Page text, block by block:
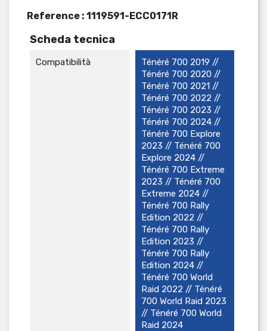
Reference : 1119591-ECC0171R
Scheda tecnica
Compatibilità
Ténéré 700 2019 //
Ténéré 700 2020 //
Ténéré 700 2021 //
Ténéré 700 2022 //
Ténéré 700 2023 //
Ténéré 700 2024 //
Ténéré 700 Explore
2023 // Ténéré 700
Explore 2024 //
Ténéré 700 Extreme
2023 // Ténéré 700
Extreme 2024 //
Ténéré 700 Rally
Edition 2022 //
Ténéré 700 Rally
Edition 2023 //
Ténéré 700 Rally
Edition 2024 //
Ténéré 700 World
Raid 2022 // Ténéré
700 World Raid 2023
// Ténéré 700 World
Raid 2024